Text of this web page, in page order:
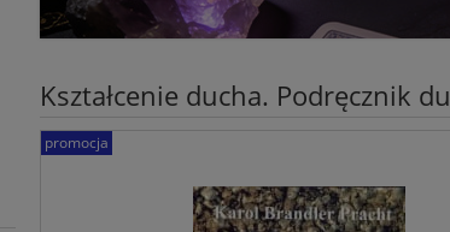
Kształcenie ducha. Podręcznik
promocja